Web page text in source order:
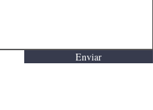
Enviar